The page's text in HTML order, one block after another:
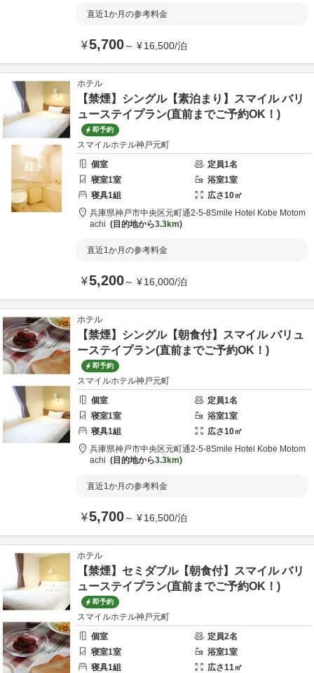
直近1か月の参考料金
¥5,700～ ¥16,500/泊
ホテル
【禁煙】シングル【素泊まり】スマイル バリ
ューステイプラン(直前までご予約OK！)
即予約
スマイルホテル神戸元町
個室
定員1名
寝室1室 浴室1室
寝具1組 広さ10㎡
兵庫県神戸市中央区元町通2-5-8Smile Hotel Kobe Motom
achi
目的地から3.3km
直近1か月の参考料金
¥5,200～ ¥16,000/泊
ホテル
【禁煙】シングル【朝食付】スマイル バリュ
ーステイプラン(直前までご予約OK！)
即予約
スマイルホテル神戸元町
個室
定員1名
寝室1室 浴室1室
寝具1組 広さ10㎡
兵庫県神戸市中央区元町通2-5-8Smile Hotel Kobe Motom
achi
目的地から3.3km
直近1か月の参考料金
¥5,700～ ¥16,500/泊
ホテル
【禁煙】セミダブル【朝食付】スマイル バリ
ューステイプラン(直前までご予約OK！)
即予約
スマイルホテル神戸元町
個室
定員2名
寝室1室 浴室1室
寝具1組 広さ11㎡